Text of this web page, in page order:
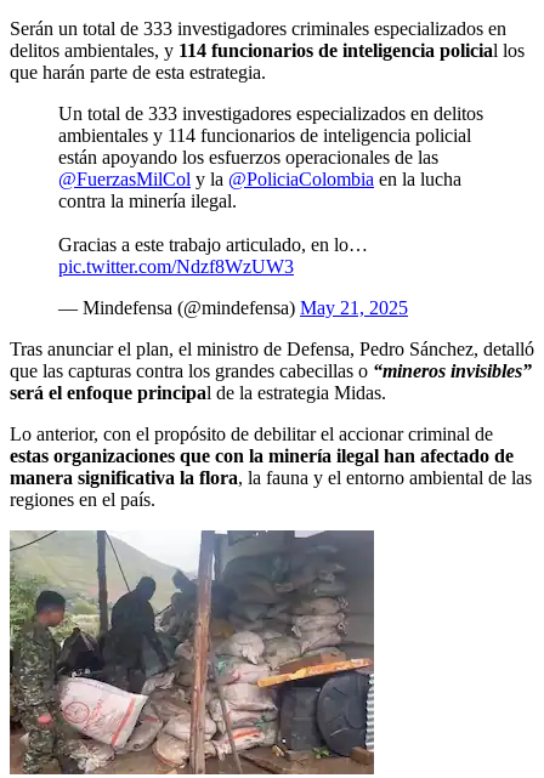
Serán un total de 333 investigadores criminales especializados en
delitos ambientales, y 114 funcionarios de inteligencia policial los
que harán parte de esta estrategia.
Un total de 333 investigadores especializados en delitos
ambientales y 114 funcionarios de inteligencia policial
están apoyando los esfuerzos operacionales de las
@FuerzasMilCol y la @PoliciaColombia en la lucha
contra la minería ilegal.
Gracias a este trabajo articulado, en lo…
pic.twitter.com/Ndzf8WzUW3
— Mindefensa (@mindefensa) May 21, 2025
Tras anunciar el plan, el ministro de Defensa, Pedro Sánchez, detalló
que las capturas contra los grandes cabecillas o “mineros invisibles”
será el enfoque principal de la estrategia Midas.
Lo anterior, con el propósito de debilitar el accionar criminal de
estas organizaciones que con la minería ilegal han afectado de
manera significativa la flora, la fauna y el entorno ambiental de las
regiones en el país.